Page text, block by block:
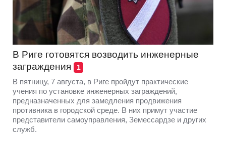
В Риге готовятся возводить инженерные
заграждения
1
В пятницу, 7 августа, в Риге пройдут практические
учения по установке инженерных заграждений,
предназначенных для замедления продвижения
противника в городской среде. В них примут участие
представители самоуправления, Земессардзе и других
служб.